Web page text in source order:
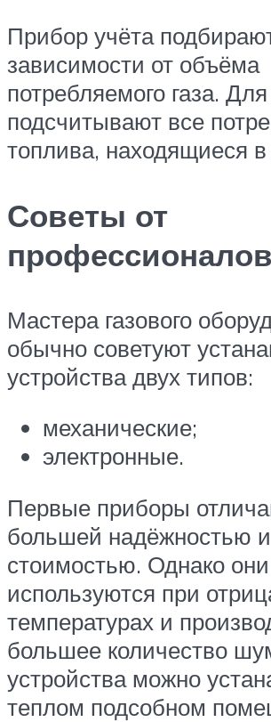
Прибор учёта
зависимости от объёма
потребляемого газа. Для
подсчитывают все
топлива, находящиеся
Советы от
профессионалов
Мастера газового
обычно советуют
устройства двух типов:
механические;
электронные.
Первые приборы
большей надёжностью
стоимостью. Однако
используются при
температурах и
большее количество
устройства можно
теплом подсобном